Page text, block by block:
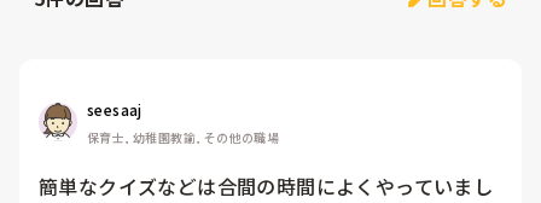
seesaaj
保育士, 幼稚園教諭, その他の職場
簡単なクイズなどは合間の時間によくやっていまし